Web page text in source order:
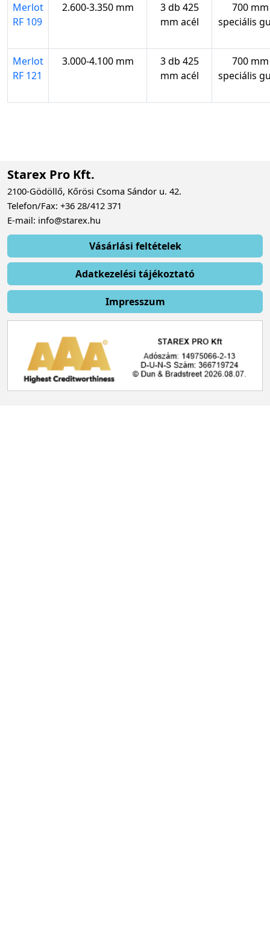
Merlot
RF 109
2.600-3.350 mm
3 db 425
mm acél
700 mm
speciális
Merlot
RF 121
3.000-4.100 mm
3 db 425
mm acél
700 mm
speciális
Starex Pro Kft.
2100-Gödöllő, Kőrösi Csoma Sándor u. 42.
Telefon/Fax: +36 28/412 371
E-mail: info@starex.hu
Vásárlási feltételek
Adatkezelési tájékoztató
Impresszum